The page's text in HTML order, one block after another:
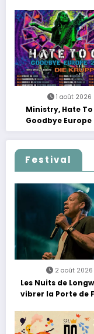
1 août 2026
Ministry, Hate To
Goodbye Europe
Festival
2 août 2026
Les Nuits de
vibrer la Porte de
découvertes et
reggae